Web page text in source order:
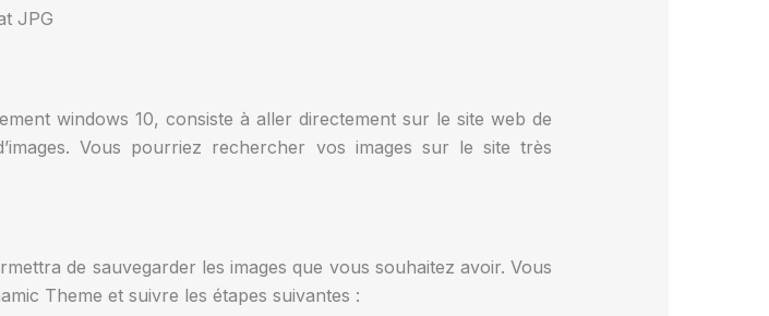
JPG
windows 10, consiste à aller directement sur le site web de
Vous pourriez rechercher vos images sur le site très
de sauvegarder les images que vous souhaitez avoir. Vous
Theme et suivre les étapes suivantes :